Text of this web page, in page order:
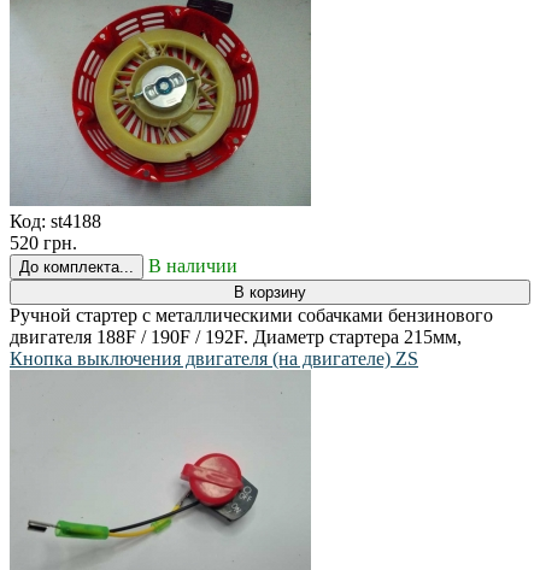
Код: st4188
520 грн.
До комплекта... В наличии
В корзину
Ручной стартер с металлическими собачками бензинового
двигателя 188F / 190F / 192F. Диаметр стартера 215мм,
Кнопка выключения двигателя (на двигателе) ZS